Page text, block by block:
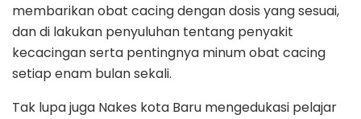
membarikan obat cacing dengan dosis yang sesuai,
dan di lakukan penyuluhan tentang penyakit
kecacingan serta pentingnya minum obat cacing
setiap enam bulan sekali.
Tak lupa juga Nakes kota Baru mengedukasi pelajar